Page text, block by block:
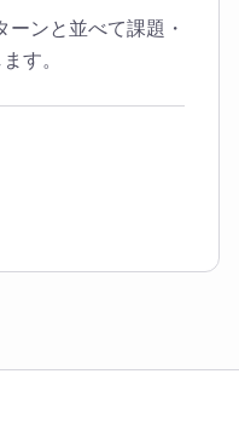
ーンと並べて課題・
す。